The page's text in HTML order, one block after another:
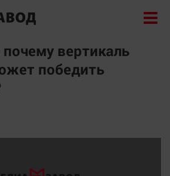
вертикаль
победить